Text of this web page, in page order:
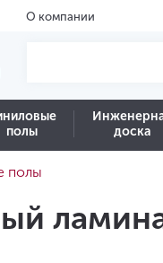
О компании
полы
доска
полы